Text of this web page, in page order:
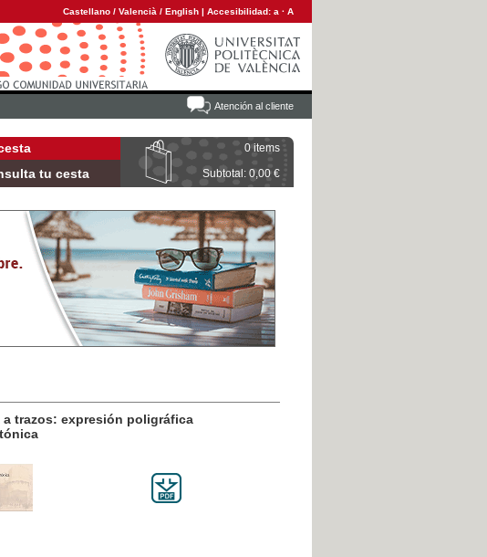
Castellano / Valencià / English | Accesibilidad: a · A
Atención al cliente
0 items
tu cesta Subtotal: 0,00 €
a trazos: expresión poligráfica